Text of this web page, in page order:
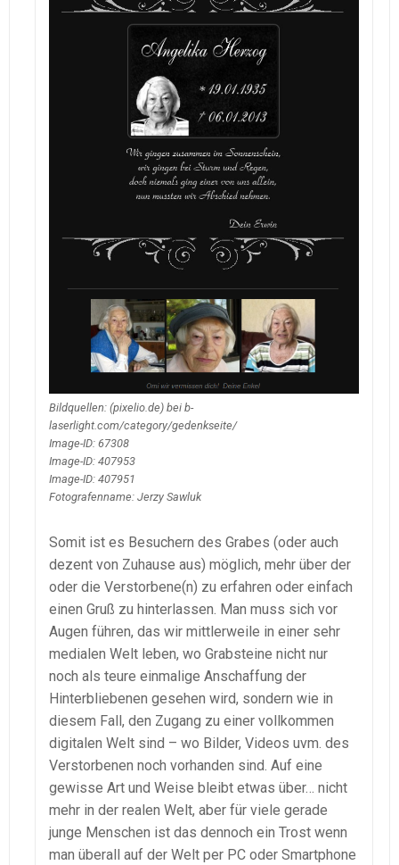
Bildquellen: (pixelio.de) bei b-
laserlight.com/category/gedenkseite/
Image-ID: 67308
Image-ID: 407953
Image-ID: 407951
Fotografenname: Jerzy Sawluk
Somit ist es Besuchern des Grabes (oder auch
dezent von Zuhause aus) möglich, mehr über der
oder die Verstorbene(n) zu erfahren oder einfach
einen Gruß zu hinterlassen. Man muss sich vor
Augen führen, das wir mittlerweile in einer sehr
medialen Welt leben, wo Grabsteine nicht nur
noch als teure einmalige Anschaffung der
Hinterbliebenen gesehen wird, sondern wie in
diesem Fall, den Zugang zu einer vollkommen
digitalen Welt sind – wo Bilder, Videos uvm. des
Verstorbenen noch vorhanden sind. Auf eine
gewisse Art und Weise bleibt etwas über… nicht
mehr in der realen Welt, aber für viele gerade
junge Menschen ist das dennoch ein Trost wenn
man überall auf der Welt per PC oder Smartphone